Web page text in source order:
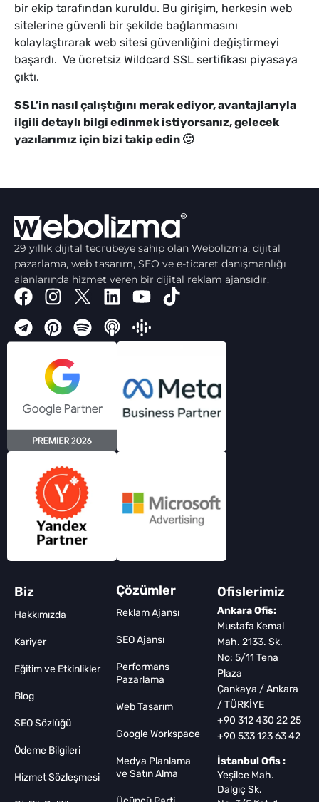
bir ekip tarafından kuruldu. Bu girişim, herkesin web
sitelerine güvenli bir şekilde bağlanmasını
kolaylaştırarak web sitesi güvenliğini değiştirmeyi
başardı. Ve ücretsiz Wildcard SSL sertifikası piyasaya
çıktı.
SSL’in nasıl çalıştığını merak ediyor, avantajlarıyla
ilgili detaylı bilgi edinmek istiyorsanız, gelecek
yazılarımız için bizi takip edin 🙂
29 yıllık dijital tecrübeye sahip olan Webolizma; dijital
pazarlama, web tasarım, SEO ve e-ticaret danışmanlığı
alanlarında hizmet veren bir dijital reklam ajansıdır.
Biz
Hakkımızda
Kariyer
Eğitim ve Etkinlikler
Blog
SEO Sözlüğü
Ödeme Bilgileri
Hizmet Sözleşmesi
Çözümler
Reklam Ajansı
SEO Ajansı
Performans
Pazarlama
Web Tasarım
Google Workspace
Medya Planlama
ve Satın Alma
Ofislerimiz
Ankara Ofis:
Mustafa Kemal
Mah. 2133. Sk.
No: 5/11 Tena
Plaza
Çankaya / Ankara
/ TÜRKİYE
+90 312 430 22 25
+90 533 123 63 42
İstanbul Ofis :
Yeşilce Mah.
Dalgıç Sk.